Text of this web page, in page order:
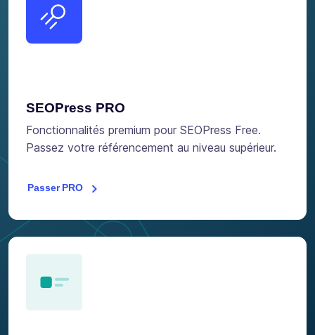
SEOPress PRO
Fonctionnalités premium pour SEOPress Free.
Passez votre référencement au niveau supérieur.
Passer PRO